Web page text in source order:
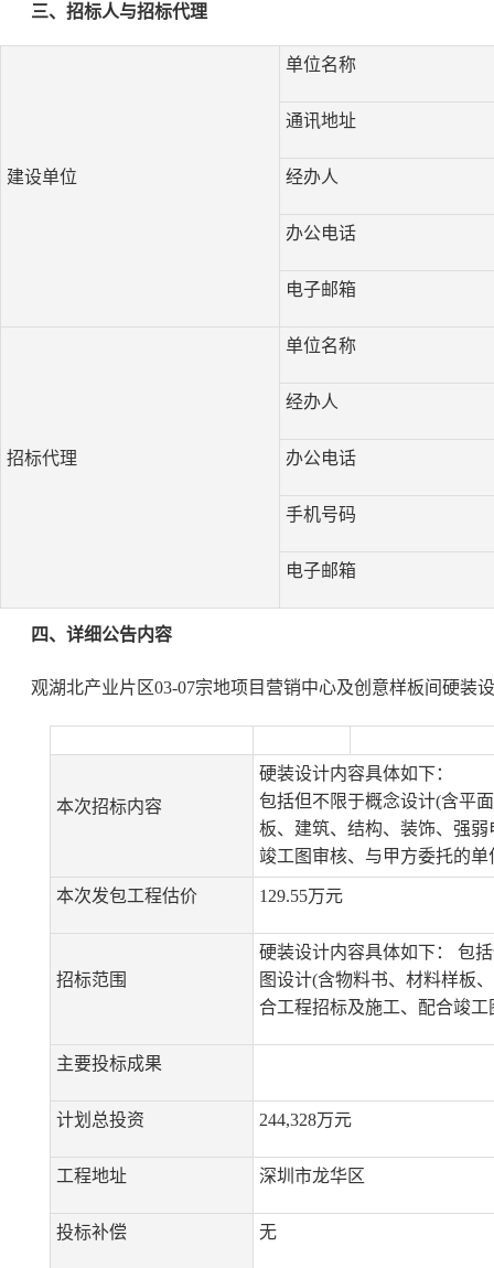
三、招标人与招标代理
建设单位
单位名称
通讯地址
经办人
办公电话
电子邮箱
招标代理
单位名称
经办人
办公电话
手机号码
电子邮箱
四、详细公告内容
观湖北产业片区03-07宗地项目营销中心及创意样板间硬装
本次招标内容
硬装设计内容具体如下：
包括但不限于概念设计(含平
板、建筑、结构、装饰、强
竣工图审核、与甲方委托的
本次发包工程估价 129.55万元
招标范围
硬装设计内容具体如下： 包
图设计(含物料书、材料样板
合工程招标及施工、配合竣
主要投标成果
计划总投资 244,328万元
工程地址 深圳市龙华区
投标补偿 无